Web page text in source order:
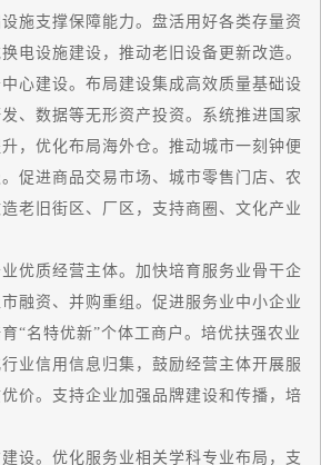
支撑保障能力。盘活用好各类存量资
电设施建设，推动老旧设备更新改造。
心建设。布局建设集成高效质量基础设
、数据等无形资产投资。系统推进 国家
，优化布局海外仓。推动城市一刻钟便
促进商品交易市场、城市零售门店、农
老旧街区、厂区，支持商圈、文化产业
质经营主体。加快培育服务业骨干企
融资、并购重组。促进服务业中小企业
“名特优新”个体工商户。培优扶强农业
业信用信息归集，鼓励经营主体开展服
价。支持企业加强品牌建设和传播，培
。优化服务业相关学科专业布局，支